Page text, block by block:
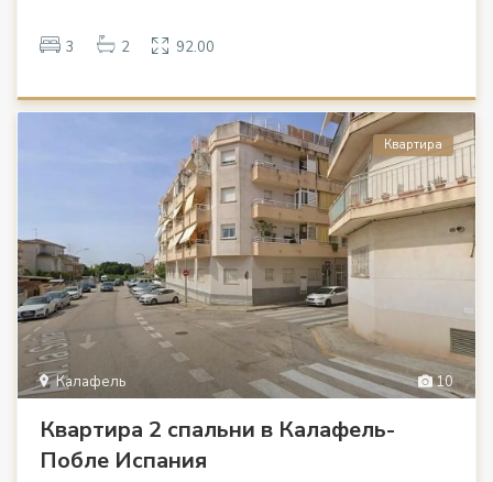
3 2 92.00
10
Калафель
Квартира
Квартира 2 спальни в Калафель-
Побле Испания